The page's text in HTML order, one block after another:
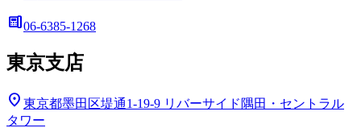
deskphone06-6385-1268
東京支店
location_on 東京都墨田区堤通1-19-9 リバーサイド隅田・セントラル
タワー